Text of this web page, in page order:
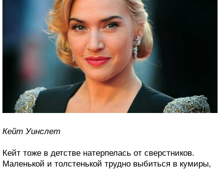
Кейт Уинслет
Кейт тоже в детстве натерпелась от сверстников.
Маленькой и толстенькой трудно выбиться в кумиры,